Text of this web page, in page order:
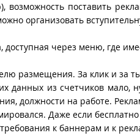
поставить
организовать
доступная через меню, где
размещения. За клик и за
данных из счетчиков мало,
должности на работе.
Даже если
к баннерам и к